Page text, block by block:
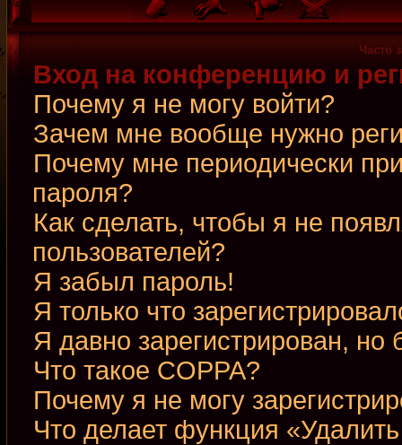
Часто
Вход на конференцию и
Почему я не могу войти?
Зачем мне вообще нужно
Почему мне периодически
пароля?
Как сделать, чтобы я не
пользователей?
Я забыл пароль!
Я только что
Я давно зарегистрирован, но
Что такое COPPA?
Почему я не могу
Что делает функция